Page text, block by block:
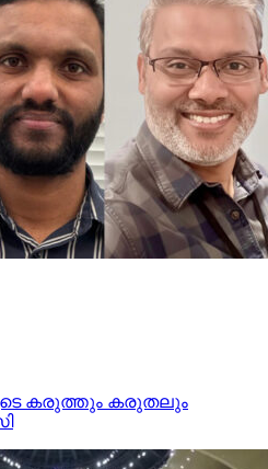
കരുത്തും കരുതലും